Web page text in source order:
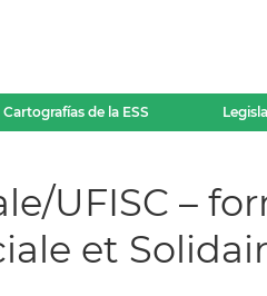
Cartografías de la ESS
UFISC –
et